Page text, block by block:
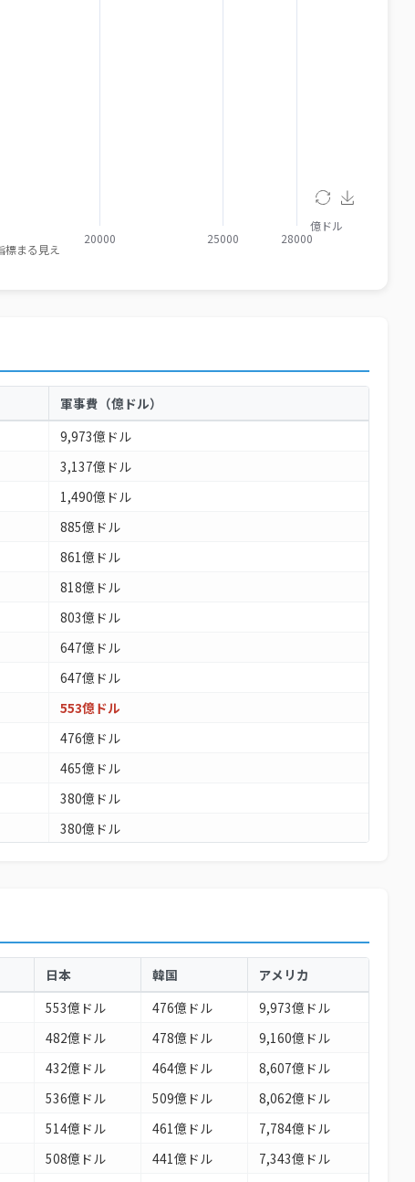
軍事費（億ドル）
9,973億ドル
3,137億ドル
1,490億ドル
885億ドル
861億ドル
818億ドル
803億ドル
647億ドル
647億ドル
553億ドル
476億ドル
465億ドル
380億ドル
380億ドル
246億ドル
232億ドル
218億ドル
209億ドル
167億ドル
151億ドル
151億ドル
120億ドル
日本 韓国
アメリカ
553億ドル 476億ドル
9,973億ドル
482億ドル 478億ドル
9,160億ドル
432億ドル 464億ドル
8,607億ドル
536億ドル 509億ドル
8,062億ドル
514億ドル 461億ドル
7,784億ドル
508億ドル 441億ドル
7,343億ドル